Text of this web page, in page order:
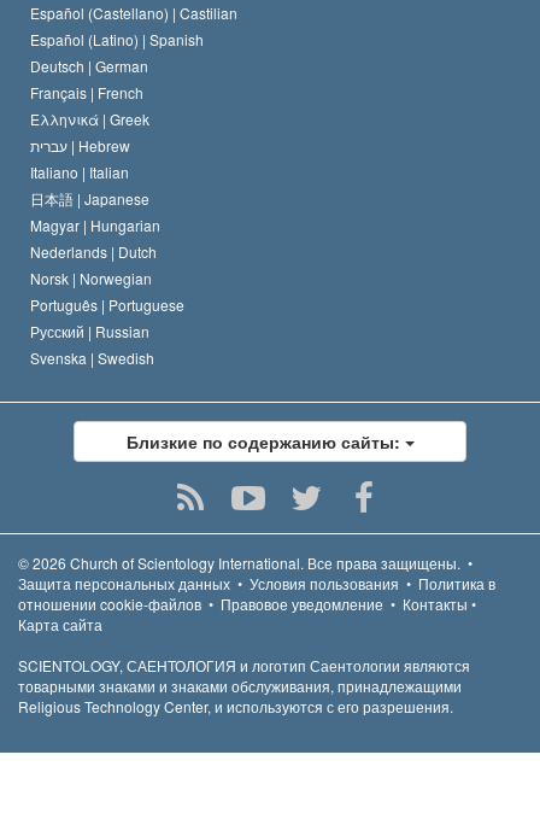
Дэвид Мицкевич
Español (Castellano) | Castilian
Español (Latino) | Spanish
Deutsch | German
Français | French
Ελληνικά | Greek
עברית | Hebrew
Italiano | Italian
日本語 | Japanese
Magyar | Hungarian
Nederlands | Dutch
Norsk | Norwegian
Português | Portuguese
Русский | Russian
Svenska | Swedish
Близкие по содержанию сайты:
© 2026 Church of Scientology International. Все права защищены. •
Защита персональных данных • Условия пользования • Политика в
отношении cookie-файлов • Правовое уведомление • Контакты •
Карта сайта
SCIENTOLOGY, САЕНТОЛОГИЯ и логотип Саентологии являются
товарными знаками и знаками обслуживания, принадлежащими
Religious Technology Center, и используются с его разрешения.